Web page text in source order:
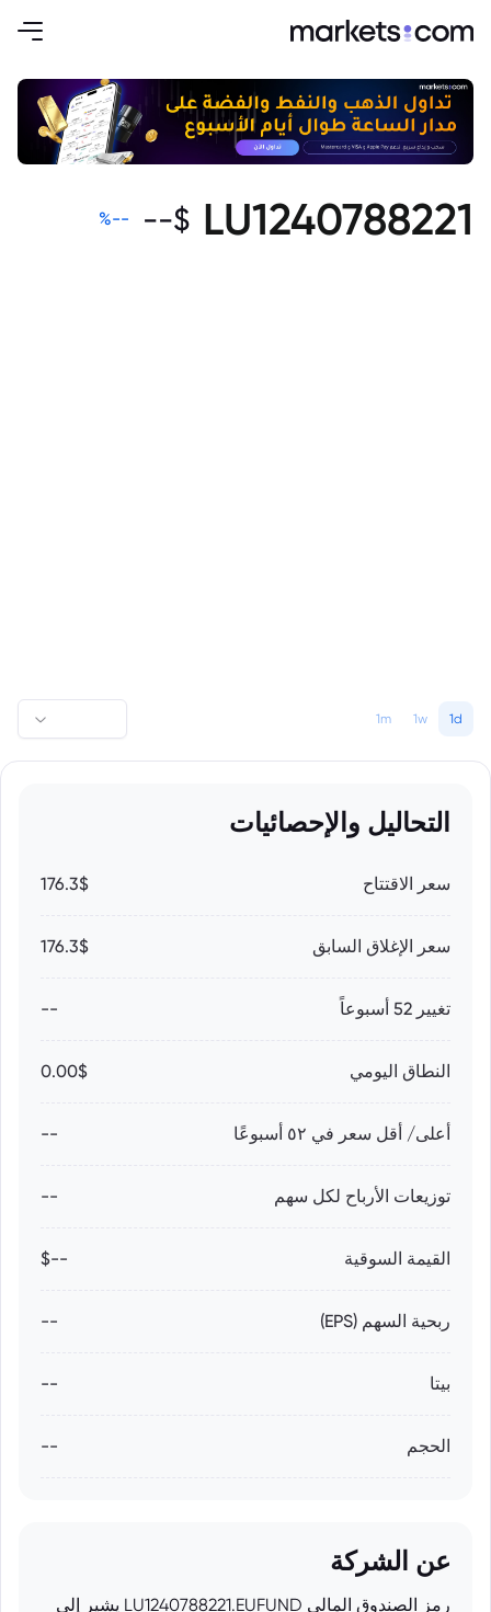
LU1240788221
$
--
--
%
1d
1w
1m
التحاليل والإحصائيات
سعر الاقتتاح 176.3$
سعر الإغلاق السابق 176.3$
تغيير 52 أسبوعاً --
النطاق اليومي 0.00$
أعلى/ أقل سعر في ٥٢ أسبوعًا --
توزيعات الأرباح لكل سهم --
القيمة السوقية --$
ربحية السهم (EPS) --
بيتا --
الحجم --
عن الشركة
رمز الصندوق المالي LU1240788221.EUFUND يشير إلى